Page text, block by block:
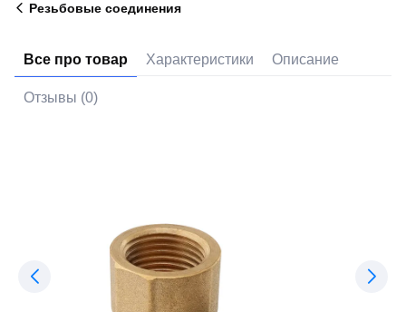
Резьбовые соединения
Все про товар Характеристики Описание
Отзывы (0)